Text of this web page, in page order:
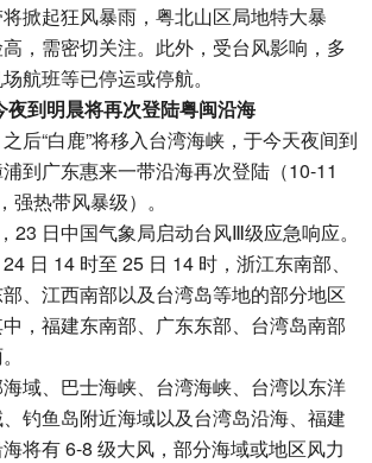
掀起狂风暴雨，粤北山区局地特大暴
，需密切关注。此外，受台风影响，多
航班等已停运或停航。
夜到明晨将再次登陆粤闽沿海
后“白鹿”将移入台湾海峡，于今天夜间到
到广东惠来一带沿海再次登陆（10-11
强热带风暴级）。
23 日中国气象局启动台风Ⅲ级应急响应。
日 14 时至 25 日 14 时，浙江东南部、
、江西南部以及台湾岛等地的部分地区
，福建东南部、广东东部、台湾岛南部
域、巴士海峡、台湾海峡、台湾以东洋
钓鱼岛附近海域以及台湾岛沿海、福建
将有 6-8 级大风，部分海域或地区风力